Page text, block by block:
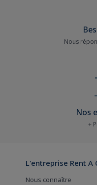
Nous
Nos
+
L'entreprise Rent A
Nous connaître